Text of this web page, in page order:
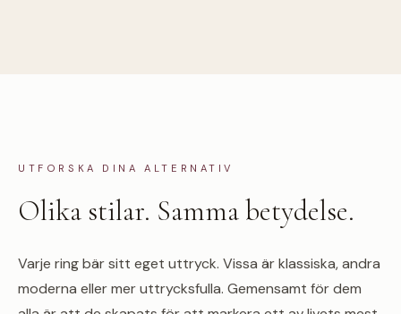
UTFORSKA DINA ALTERNATIV
Olika stilar. Samma betydelse.
Varje ring bär sitt eget uttryck. Vissa är klassiska, andra
moderna eller mer uttrycksfulla. Gemensamt för dem